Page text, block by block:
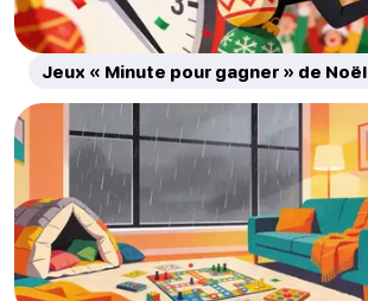
Jeux « Minute pour gagner » de Noël